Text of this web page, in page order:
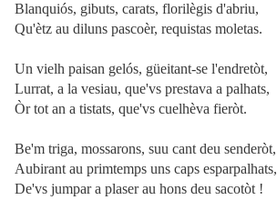
Blanquiós, gibuts, carats, florilègis d'abriu,
Qu'ètz au diluns pascoèr, requistas moletas.
Un vielh paisan gelós, güeitant-se l'endretòt,
Lurrat, a la vesiau, que'vs prestava a palhats,
Òr tot an a tistats, que'vs cuelhèva fieròt.
Be'm triga, mossarons, suu cant deu senderòt,
Aubirant au primtemps uns caps esparpalhats,
De'vs jumpar a plaser au hons deu sacotòt !